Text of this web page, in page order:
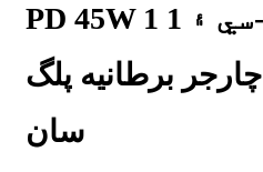
PD 45W 1 ٽائپ-سي ۽ 1 USB-A
برطانيه پلگ
سان